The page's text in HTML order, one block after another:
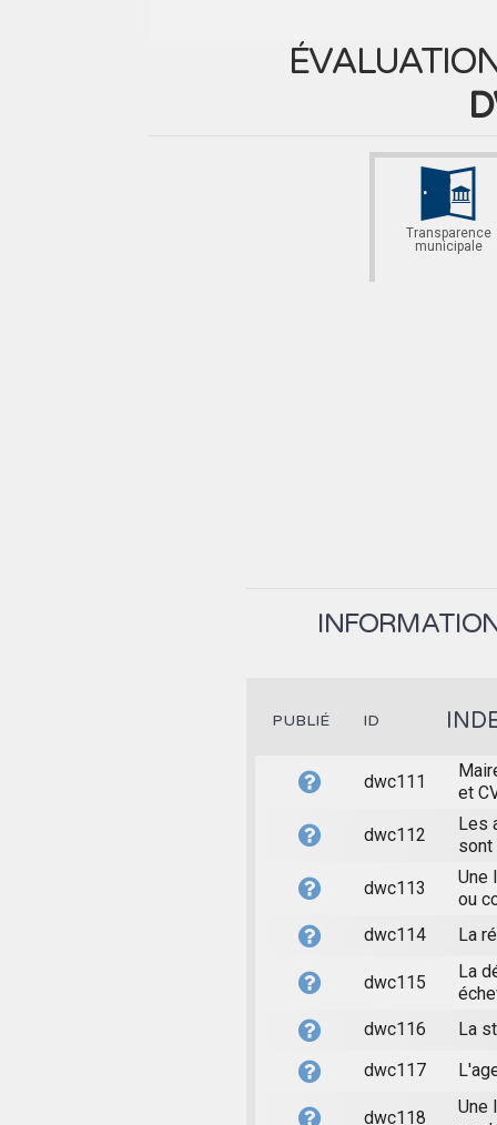
Transparence
municipale
PUBLIÉ ID
dwc111
et
dwc112
Les
dwc113
Une
ou
dwc114
La
dwc115
La
dwc116
La
dwc117
dwc118
Une